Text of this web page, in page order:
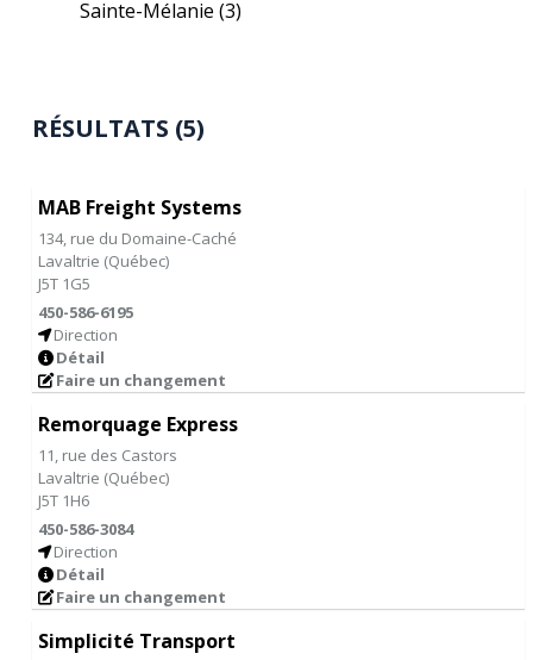
Sainte-Mélanie(3)
RÉSULTATS (5)
MAB Freight Systems
134, rue du Domaine-Caché
Lavaltrie (Québec)
J5T 1G5
450-586-6195
Direction
Détail
Faire un changement
Remorquage Express
11, rue des Castors
Lavaltrie (Québec)
J5T 1H6
450-586-3084
Direction
Détail
Faire un changement
Simplicité Transport